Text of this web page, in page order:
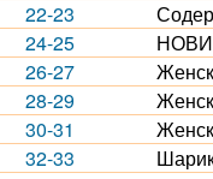
22-23
24-25
26-27
28-29
30-31
32-33